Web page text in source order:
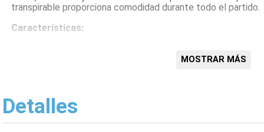
transpirable proporciona comodidad durante todo el partido.
Características:
Suela TT para un excelente agarre en césped artificial
MOSTRAR MÁS
Detalles